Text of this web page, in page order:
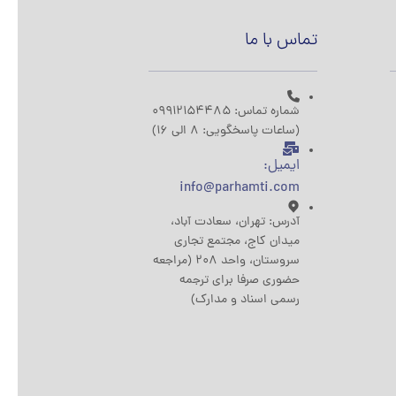
تماس با ما
شماره تماس: 09912154485
(ساعات پاسخگویی: 8 الی 16)
ایمیل:
info@parhamti.com
آدرس: تهران، سعادت آباد،
میدان کاج، مجتمع تجاری
سروستان، واحد 208 (مراجعه
حضوری صرفا برای ترجمه
رسمی اسناد و مدارک)